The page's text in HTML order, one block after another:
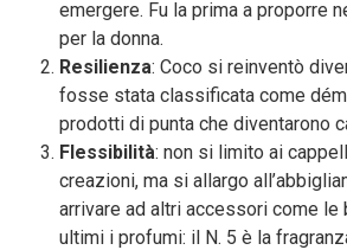
emergere. Fu la prima a proporre
per la donna.
Resilienza: Coco si reinventò
fosse stata classificata come
prodotti di punta che diventarono
Flessibilità: non si limito ai
creazioni, ma si allargo
arrivare ad altri accessori come le
ultimi i profumi: il N. 5 è la